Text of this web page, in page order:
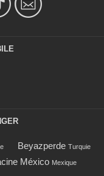
Beyazperde Turquie
México Mexique